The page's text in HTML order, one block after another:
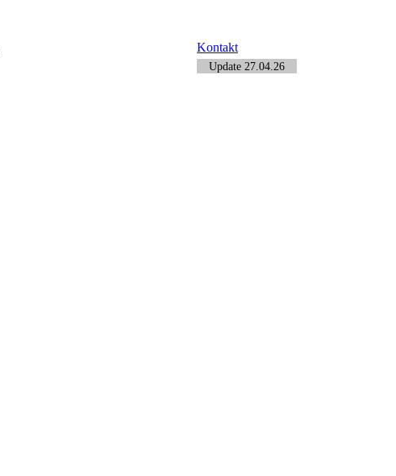
Kontakt
Update 27.04.26